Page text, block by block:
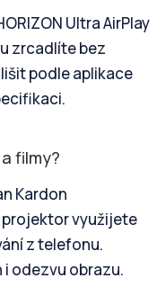
Ultra AirPlay
zrcadlíte bez
podle aplikace
filmy?
Kardon
projektor využijete
z telefonu.
i odezvu obrazu.